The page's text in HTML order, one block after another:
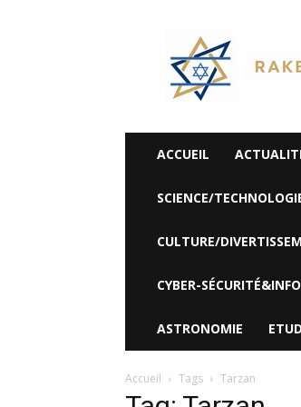
Rak
Be
Israel-
Alyaexpress-
News
ACCUEIL
SCIENCE/
CULTURE/
CYBER-
ASTRONOMIE
Accueil Tags Tarzan